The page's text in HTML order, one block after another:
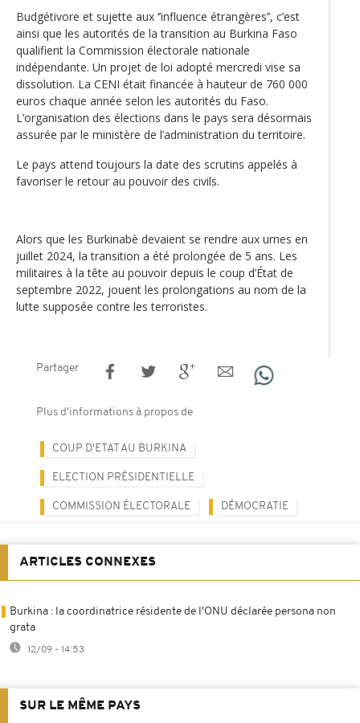
Budgétivore et sujette aux ‘’influence étrangères’’, c’est
ainsi que les autorités de la transition au Burkina Faso
qualifient la Commission électorale nationale
indépendante. Un projet de loi adopté mercredi vise sa
dissolution. La CENI était financée à hauteur de 760 000
euros chaque année selon les autorités du Faso.
L’organisation des élections dans le pays sera désormais
assurée par le ministère de l’administration du territoire.
Le pays attend toujours la date des scrutins appelés à
favoriser le retour au pouvoir des civils.
Alors que les Burkinabè devaient se rendre aux urnes en
juillet 2024, la transition a été prolongée de 5 ans. Les
militaires à la tête au pouvoir depuis le coup d’État de
septembre 2022, jouent les prolongations au nom de la
lutte supposée contre les terroristes.
Partager
Plus d'informations à propos de
COUP D'ETAT AU BURKINA
ELECTION PRÉSIDENTIELLE
COMMISSION ÉLECTORALE DÉMOCRATIE
ARTICLES CONNEXES
Burkina : la coordinatrice résidente de l'ONU déclarée persona non
grata
12/09 - 14:53
SUR LE MÊME PAYS